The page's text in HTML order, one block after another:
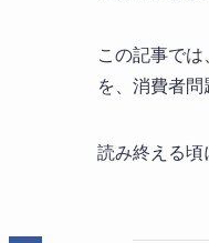
この記事で
を、消費者問
読み終える頃